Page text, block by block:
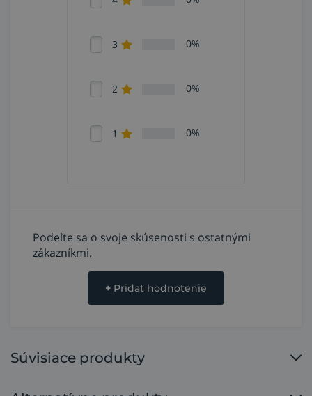
3 0%
2 0%
1 0%
Podeľte sa o svoje skúsenosti s ostatnými
zákazníkmi.
+ Pridať hodnotenie
Súvisiace produkty